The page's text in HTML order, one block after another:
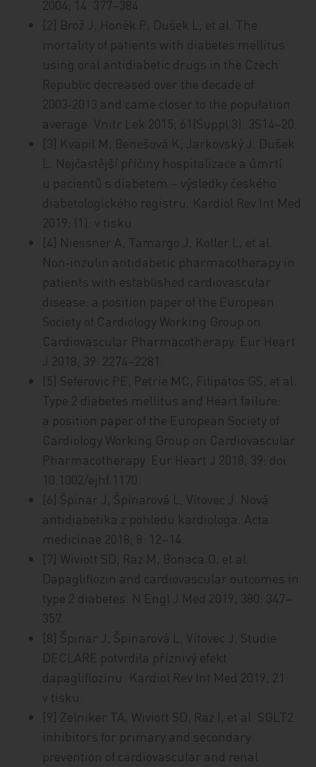
2004; 14: 377–384.
[2] Brož J, Honěk P, Dušek L, et al. The
mortality of patients with diabetes mellitus
using oral antidiabetic drugs in the Czech
Republic decreased over the decade of
2003‑2013 and came closer to the population
average. Vnitr Lek 2015; 61(Suppl 3): 3S14–20.
[3] Kvapil M, Benešová K, Jarkovský J, Dušek
L. Nejčastější příčiny hos­pi­ta­li­za­ce a úmrtí
u pacientů s diabetem – výsledky českého
dia­be­to­lo­gic­ké­ho registru. Kardiol Rev Int Med
2019; (1): v tisku.
[4] Niessner A, Tamargo J, Koller L, et al.
Non‑inzulin antidabetic pharmacotherapy in
patients with established cardiovascular
disease: a position paper of the European
Society of Cardiology Working Group on
Cardiovascular Pharmacotherapy. Eur Heart
J 2018; 39: 2274–2281.
[5] Seferovic PE, Petrie MC, Filipatos GS, et al.
Type 2 diabetes mellitus and Heart failure:
a position paper of the European Society of
Cardiology Working Group on Cardiovascular
Pharmacotherapy. Eur Heart J 2018; 39: doi
10.1002/ejhf.1170.
[6] Špinar J, Špinarová L, Vítovec J. Nová
antidiabetika z pohledu kar­dio­loga. Acta
medicinae 2018; 8: 12–14.
[7] Wiviott SD, Raz M, Bonaca O, et al.
Dapagliflozin and cardiovascular outcomes in
type 2 diabetes. N Engl J Med 2019; 380: 347–
357.
[8] Špinar J, Špinarová L, Vítovec J. Studie
DECLARE potvrdila příznivý efekt
dapagliflozinu. Kardiol Rev Int Med 2019; 21:
v tisku.
[9] Zelniker TA, Wiviott SD, Raz I, et al. SGLT2
inhibitors for primary and secondary
prevention of cardiovascular and renal